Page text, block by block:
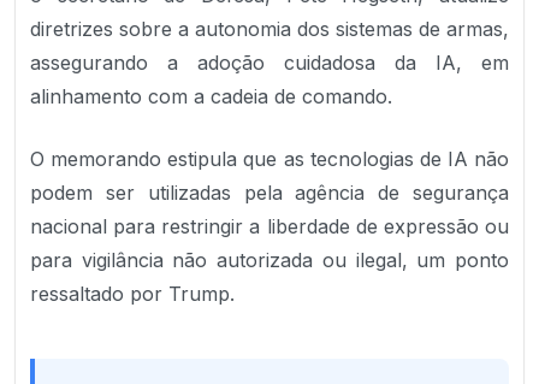
diretrizes sobre a autonomia dos sistemas de armas,
assegurando a adoção cuidadosa da IA, em
alinhamento com a cadeia de comando.
O memorando estipula que as tecnologias de IA não
podem ser utilizadas pela agência de segurança
nacional para restringir a liberdade de expressão ou
para vigilância não autorizada ou ilegal, um ponto
ressaltado por Trump.